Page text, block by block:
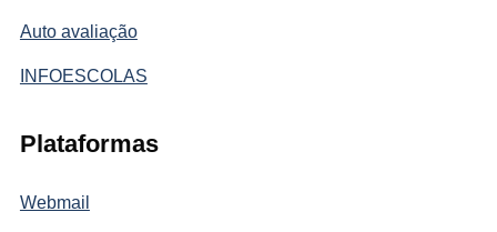
Auto avaliação
INFOESCOLAS
Plataformas
Webmail